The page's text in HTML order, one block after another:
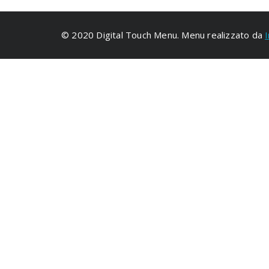
© 2020 Digital Touch Menu. Menu realizzato da